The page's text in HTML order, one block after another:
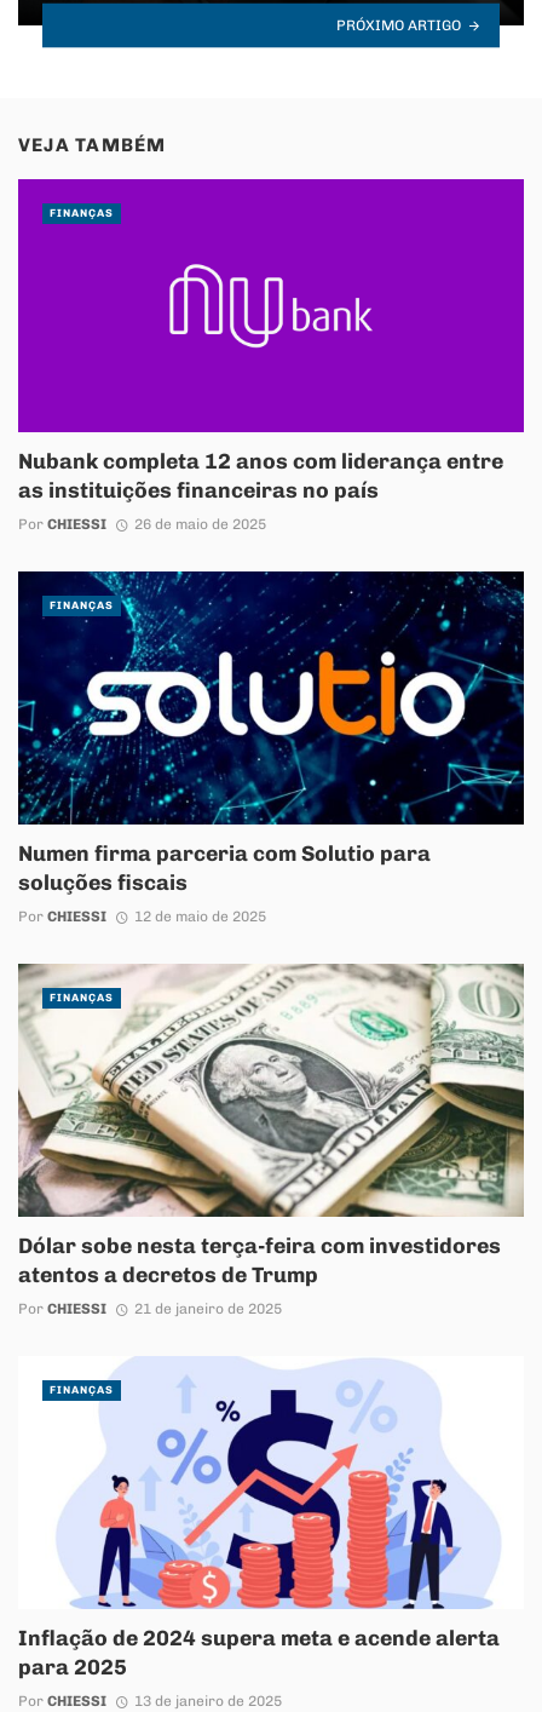
PRÓXIMO ARTIGO
VEJA TAMBÉM
Nubank completa 12 anos com liderança entre
as instituições financeiras no país
Por CHIESSI 26 de maio de 2025
FINANÇAS
Numen firma parceria com Solutio para
soluções fiscais
Por CHIESSI 12 de maio de 2025
FINANÇAS
Dólar sobe nesta terça-feira com investidores
atentos a decretos de Trump
Por CHIESSI 21 de janeiro de 2025
FINANÇAS
Inflação de 2024 supera meta e acende alerta
para 2025
Por CHIESSI 13 de janeiro de 2025
FINANÇAS